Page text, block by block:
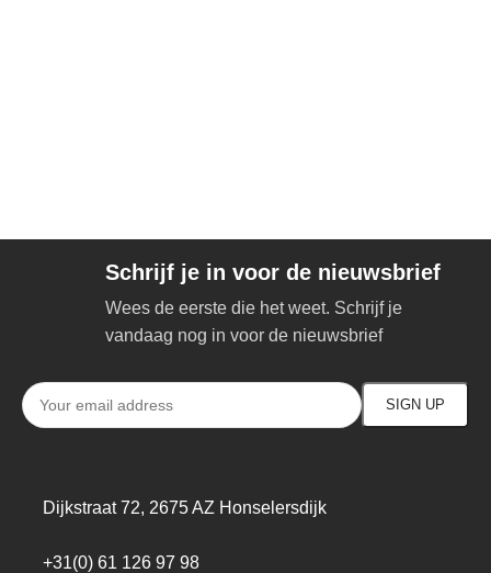
Schrijf je in voor de nieuwsbrief
Wees de eerste die het weet. Schrijf je
vandaag nog in voor de nieuwsbrief
Dijkstraat 72, 2675 AZ Honselersdijk
+31(0) 61 126 97 98